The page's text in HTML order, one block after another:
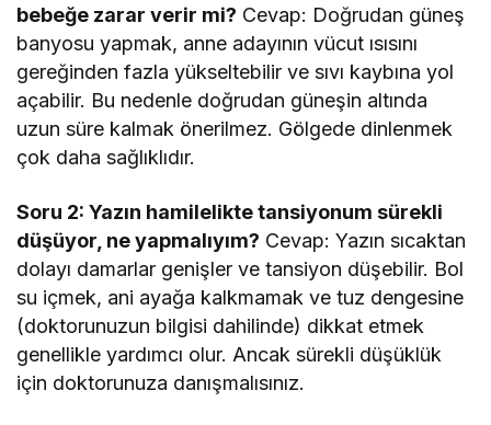
bebeğe zarar verir mi? Cevap: Doğrudan güneş
banyosu yapmak, anne adayının vücut ısısını
gereğinden fazla yükseltebilir ve sıvı kaybına yol
açabilir. Bu nedenle doğrudan güneşin altında
uzun süre kalmak önerilmez. Gölgede dinlenmek
çok daha sağlıklıdır.
Soru 2: Yazın hamilelikte tansiyonum sürekli
düşüyor, ne yapmalıyım? Cevap: Yazın sıcaktan
dolayı damarlar genişler ve tansiyon düşebilir. Bol
su içmek, ani ayağa kalkmamak ve tuz dengesine
(doktorunuzun bilgisi dahilinde) dikkat etmek
genellikle yardımcı olur. Ancak sürekli düşüklük
için doktorunuza danışmalısınız.